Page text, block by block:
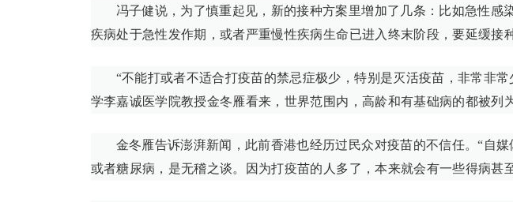
冯子健说，为了慎重起见，新的接种方案里增加了几条：比如急性感
疾病处于急性发作期，或者严重慢性疾病生命已进入终末阶段，要延缓接种
“不能打或者不适合打疫苗的禁忌症极少，特别是灭活疫苗，非常非
学李嘉诚医学院教授金冬雁看来，世界范围内，高龄和有基础病的都被列
金冬雁告诉澎湃新闻，此前香港也经历过民众对疫苗的不信任。“自
或者糖尿病，是无稽之谈。因为打疫苗的人多了，本来就会有一些得病甚